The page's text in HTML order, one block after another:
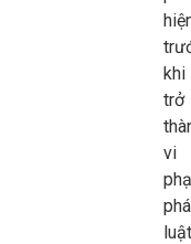
khi
trở
vi